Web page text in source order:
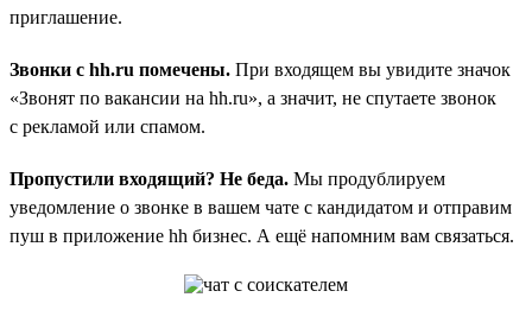
приглашение.
Звонки с hh.ru помечены. При входящем вы увидите значок
«Звонят по вакансии на hh.ru», а значит, не спутаете звонок
с рекламой или спамом.
Пропустили входящий? Не беда. Мы продублируем
уведомление о звонке в вашем чате с кандидатом и отправим
пуш в приложение hh бизнес. А ещё напомним вам связаться.